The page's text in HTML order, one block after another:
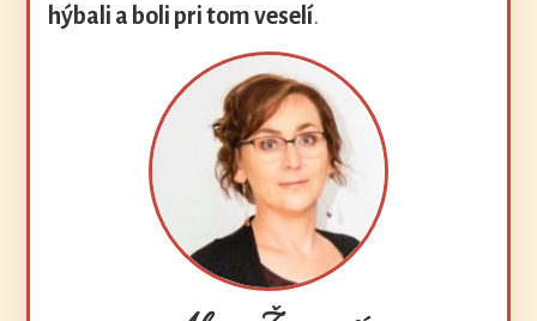
hýbali a boli pri tom veselí.